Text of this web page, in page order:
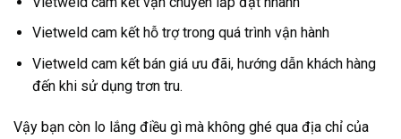
Vietweld cam kết hỗ trợ trong quá trình vận hành
Vietweld cam kết bán giá ưu đãi, hướng dẫn khách hàng
đến khi sử dụng trơn tru.
Vậy bạn còn lo lắng điều gì mà không ghé qua địa chỉ của